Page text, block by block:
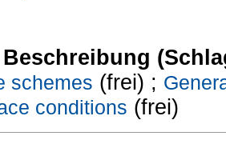
schemes (frei) ;
conditions (frei)